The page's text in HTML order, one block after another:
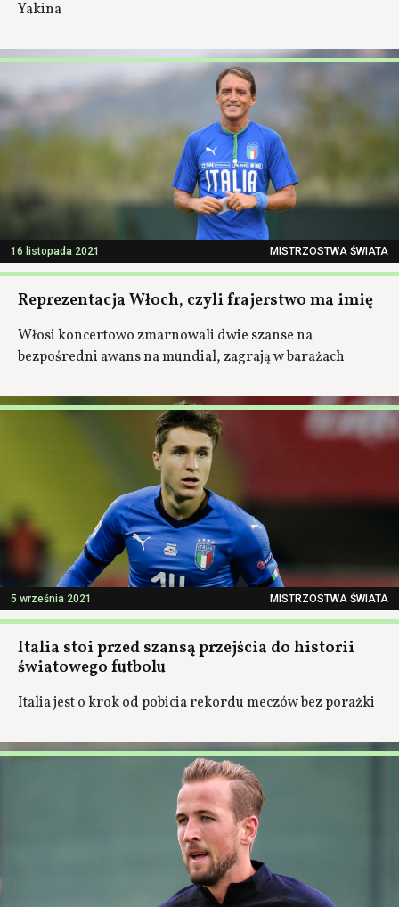
Yakina
16 listopada 2021 MISTRZOSTWA ŚWIATA
Reprezentacja Włoch, czyli frajerstwo ma imię
Włosi koncertowo zmarnowali dwie szanse na
bezpośredni awans na mundial, zagrają w barażach
5 września 2021 MISTRZOSTWA ŚWIATA
Italia stoi przed szansą przejścia do historii
światowego futbolu
Italia jest o krok od pobicia rekordu meczów bez porażki